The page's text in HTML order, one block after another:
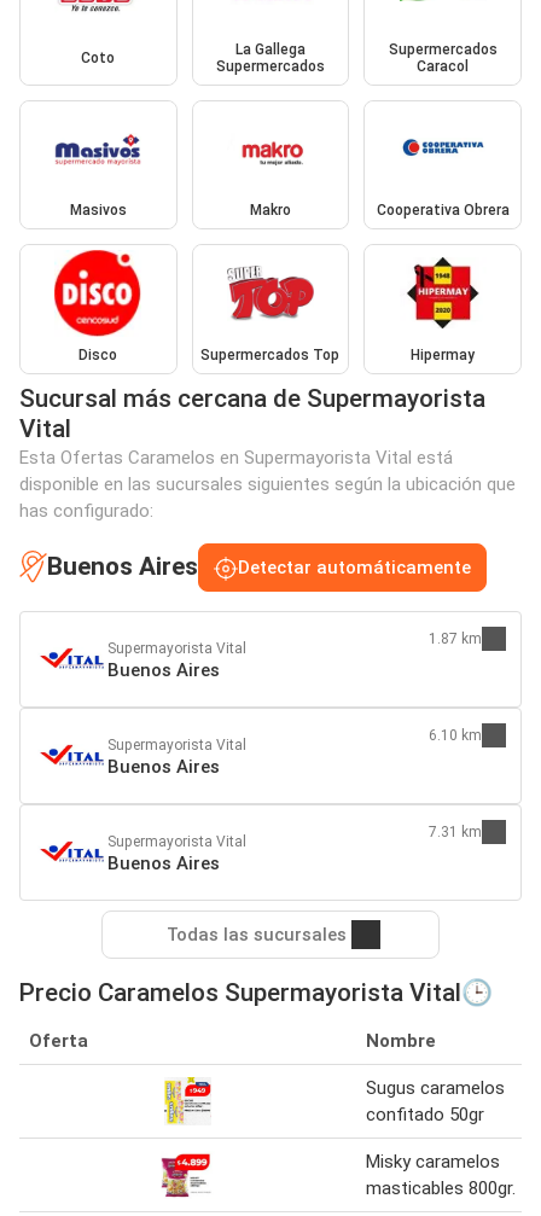
Coto
La Gallega
Supermercados
Supermercados
Caracol
Masivos Makro Cooperativa Obrera
Disco Supermercados Top Hipermay
Sucursal más cercana de Supermayorista
Vital
Esta Ofertas Caramelos en Supermayorista Vital está
disponible en las sucursales siguientes según la ubicación que
has configurado:
Buenos Aires Detectar automáticamente
Supermayorista Vital
Buenos Aires
1.87 km
Supermayorista Vital
Buenos Aires
6.10 km
Supermayorista Vital
Buenos Aires
7.31 km
Todas las sucursales
Precio Caramelos Supermayorista Vital🕒
Oferta Nombre
Sugus caramelos
confitado 50gr
Misky caramelos
masticables 800gr.